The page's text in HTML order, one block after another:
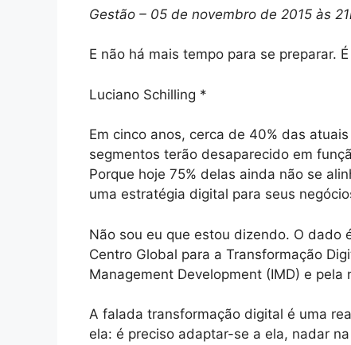
Gestão – 05 de novembro de 2015 às
E não há mais tempo para se preparar.
Luciano Schilling *
Em cinco anos, cerca de 40% das
segmentos terão desaparecido em
Porque hoje 75% delas ainda não se
uma estratégia digital para seus
Não sou eu que estou dizendo. O dado
Centro Global para a Transformação
Management Development (IMD) e pela
A falada transformação digital é uma
ela: é preciso adaptar-se a ela, nadar